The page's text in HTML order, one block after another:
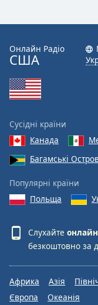
Онлайн Радіо
США
Сусідні країни
Канада
Багамські
Популярні країни
Польща
Слухайте
безкоштовно за
Африка Азія
Європа
Океанія